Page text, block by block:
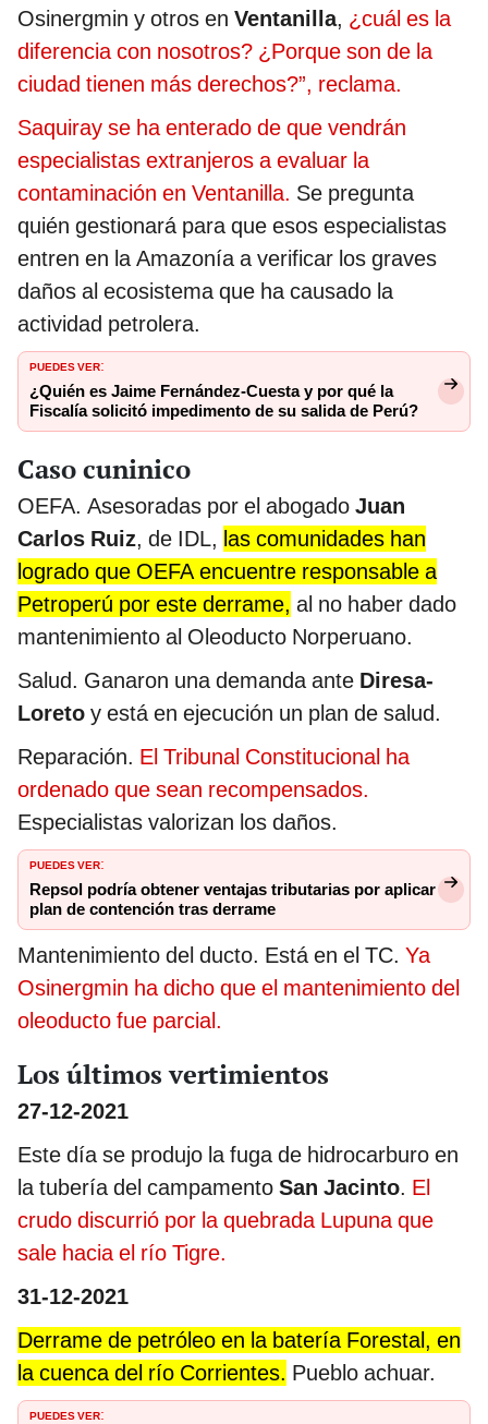
Osinergmin y otros en Ventanilla, ¿cuál es la
diferencia con nosotros? ¿Porque son de la
ciudad tienen más derechos?”, reclama.
Saquiray se ha enterado de que vendrán
especialistas extranjeros a evaluar la
contaminación en Ventanilla. Se pregunta
quién gestionará para que esos especialistas
entren en la Amazonía a verificar los graves
daños al ecosistema que ha causado la
actividad petrolera.
PUEDES VER:
¿Quién es Jaime Fernández-Cuesta y por qué la
Fiscalía solicitó impedimento de su salida de Perú?
Caso cuninico
OEFA. Asesoradas por el abogado Juan
Carlos Ruiz, de IDL, las comunidades han
logrado que OEFA encuentre responsable a
Petroperú por este derrame, al no haber dado
mantenimiento al Oleoducto Norperuano.
Salud. Ganaron una demanda ante Diresa-
Loreto y está en ejecución un plan de salud.
Reparación. El Tribunal Constitucional ha
ordenado que sean recompensados.
Especialistas valorizan los daños.
PUEDES VER:
Repsol podría obtener ventajas tributarias por aplicar
plan de contención tras derrame
Mantenimiento del ducto. Está en el TC. Ya
Osinergmin ha dicho que el mantenimiento del
oleoducto fue parcial.
Los últimos vertimientos
27-12-2021
Este día se produjo la fuga de hidrocarburo en
la tubería del campamento San Jacinto. El
crudo discurrió por la quebrada Lupuna que
sale hacia el río Tigre.
31-12-2021
Derrame de petróleo en la batería Forestal, en
la cuenca del río Corrientes. Pueblo achuar.
PUEDES VER: